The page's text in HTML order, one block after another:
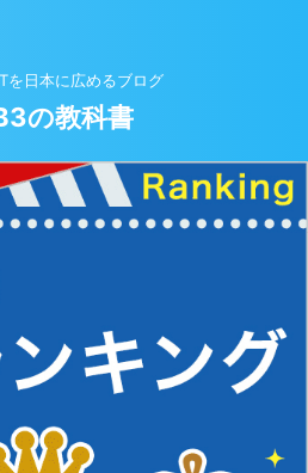
を日本に広めるブログ
の教科書